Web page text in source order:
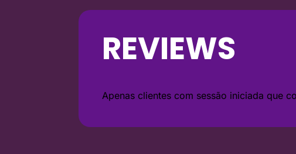
REVIEWS
Apenas clientes com sessão iniciada que